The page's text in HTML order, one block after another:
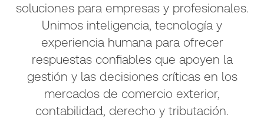
soluciones para empresas y profesionales.
Unimos inteligencia, tecnología y
experiencia humana para ofrecer
respuestas confiables que apoyen la
gestión y las decisiones críticas en los
mercados de comercio exterior,
contabilidad, derecho y tributación.